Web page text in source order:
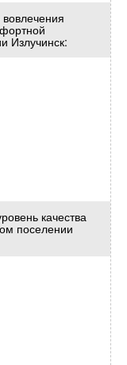
Излучинск:
качества
поселении